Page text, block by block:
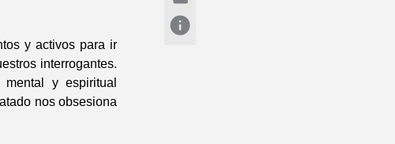
y activos para ir
interrogantes.
y espiritual
nos obsesiona